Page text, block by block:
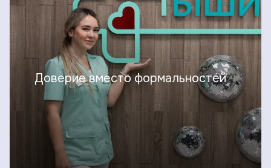
Доверие вместо формальностей